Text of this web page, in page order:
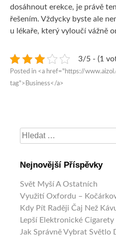
dosáhnout erekce, je právě
řešením. Vždycky byste ale
u lékaře, který vyloučí vážně
3/5 - (1
Posted in <a href="https://
tag">Business</a>
Vyhledávání
Nejnovější Příspěvky
Svět Myší A Ostatních
Využití Oxfordu –
Kdy Pít Raději Čaj Než
Lepší Elektronické Cigarety
Jak Správně Vybrat Světlo